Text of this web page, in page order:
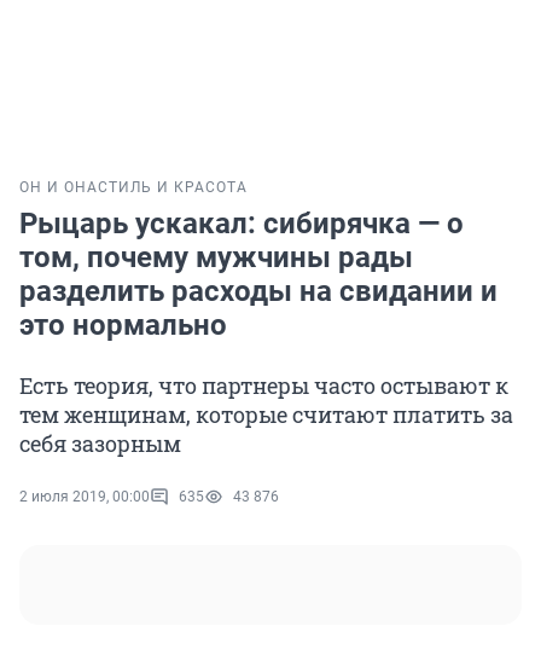
ОН И ОНАСТИЛЬ И КРАСОТА
Рыцарь ускакал: сибирячка — о
том, почему мужчины рады
разделить расходы на свидании и
это нормально
Есть теория, что партнеры часто остывают к
тем женщинам, которые считают платить за
себя зазорным
2 июля 2019, 00:00 635 43 876